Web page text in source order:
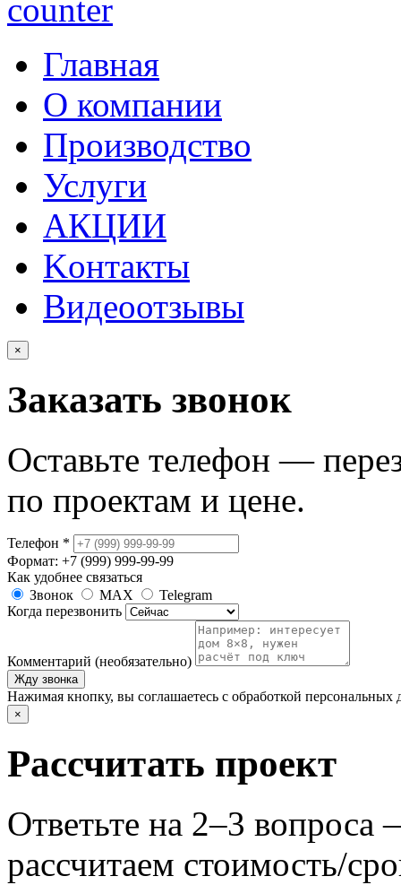
Главная
О компании
Производство
Услуги
АКЦИИ
Kонтакты
Видеоотзывы
×
Заказать звонок
Оставьте телефон —
по проектам и цене.
Телефон *
Формат: +7 (999) 999-99-99
Как удобнее связаться
Звонок
MAX
Telegram
Когда перезвонить
Комментарий (необязательно)
Жду звонка
Нажимая кнопку, вы соглашаетесь с обработкой персональных
×
Рассчитать проект
Ответьте на 2–3
рассчитаем стоимость/